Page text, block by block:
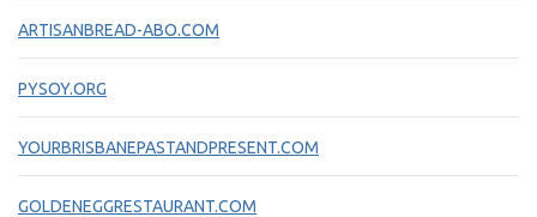
ARTISANBREAD-ABO.COM
PYSOY.ORG
YOURBRISBANEPASTANDPRESENT.COM
GOLDENEGGRESTAURANT.COM